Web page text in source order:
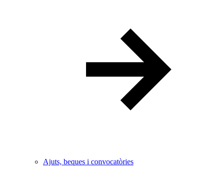
Ajuts, beques i convocatòries